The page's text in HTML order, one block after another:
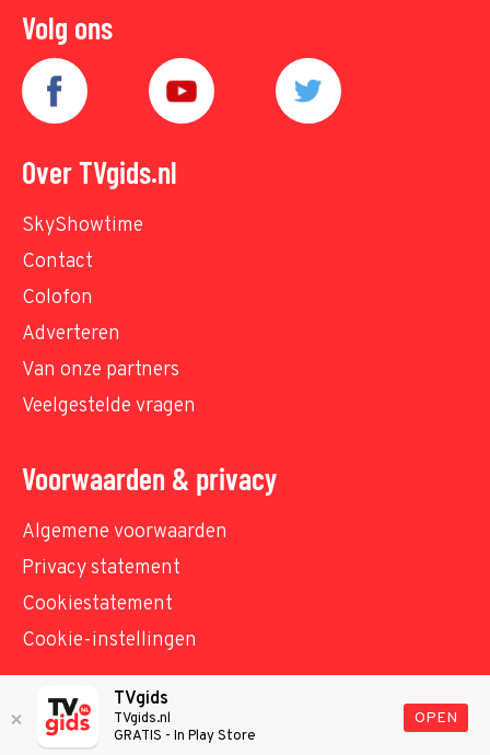
Volg ons
Over TVgids.nl
SkyShowtime
Contact
Colofon
Adverteren
Van onze partners
Veelgestelde vragen
Voorwaarden & privacy
Algemene voorwaarden
Privacy statement
Cookiestatement
Cookie-instellingen
© TVgids.nl 2026 - All rights reserved. No text and
datamining.
TVgids
TVgids.nl
GRATIS - In Play Store
OPEN